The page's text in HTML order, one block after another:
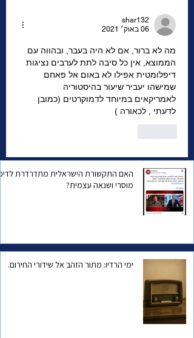
shar132
06 באוק׳ 2021
מה לא ברור, אם לא היה בעבר, ובהווה עם
הממוצא, אין כל סיבה לתת לערבים נציגות
דיפלומטית אפילו לא באום אל פאחם
שמישהו יעביר שיעור בהיסטוריה
לאמריקאים במיוחד לדמוקרטים (כמובן
לדעתי , לכאורה )
האם התקשורת הישראלית מתדרדרת
מוסרי ושנאה עצמית?
ימי הרדיו: מתור הזהב אל שידורי החירום.